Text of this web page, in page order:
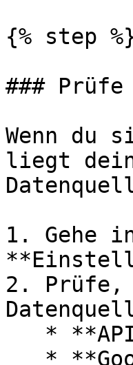
{% step
###
Wenn du
liegt dein
1. Gehe
2. Prüfe,